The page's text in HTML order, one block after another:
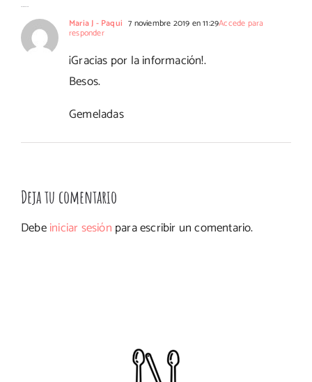
albahaca
#Ohgar
Maria J - Paqui 7 noviembre 2019 en 11:29Accede para
responder
¡Gracias por la información!.
Besos.
Gemeladas
Deja tu comentario
Debeiniciar sesión para escribir un comentario.